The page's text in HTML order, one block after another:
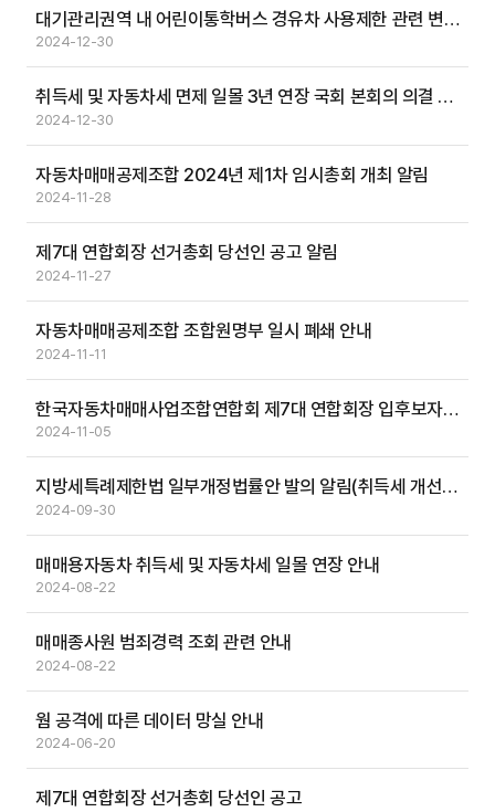
대기관리권역 내 어린이통학버스 경유차 사용제한 관련 변경 사항 알림
2024-12-30
취득세 및 자동차세 면제 일몰 3년 연장 국회 본회의 의결 알림
2024-12-30
자동차매매공제조합 2024년 제1차 임시총회 개최 알림
2024-11-28
제7대 연합회장 선거총회 당선인 공고 알림
2024-11-27
자동차매매공제조합 조합원명부 일시 폐쇄 안내
2024-11-11
한국자동차매매사업조합연합회 제7대 연합회장 입후보자 등록 공고
2024-11-05
지방세특례제한법 일부개정법률안 발의 알림(취득세 개선 관련)
2024-09-30
매매용자동차 취득세 및 자동차세 일몰 연장 안내
2024-08-22
매매종사원 범죄경력 조회 관련 안내
2024-08-22
웜 공격에 따른 데이터 망실 안내
2024-06-20
제7대 연합회장 선거총회 당선인 공고